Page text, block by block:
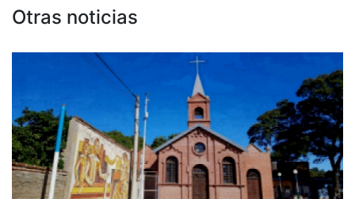
Otras noticias